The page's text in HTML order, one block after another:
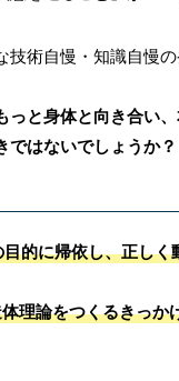
技術自慢・知識自慢
っと身体と向き合い
ではないでしょうか？
的に帰依し、正しく
理論をつくるきっか